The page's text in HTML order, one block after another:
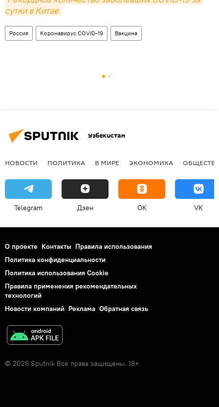
сутки в Китае
Россия Коронавирус COVID-19 Вакцина
Узбекистан
НОВОСТИ ПОЛИТИКА В МИРЕ ЭКОНОМИКА
Telegram Дзен OK VK
О проекте Контакты Правила использования
Политика конфиденциальности
Политика использования Cookie
Правила применения рекомендательных
технологий
Новости компаний Реклама Обратная связь
© 2026 Sputnik Все права защищены. 18+